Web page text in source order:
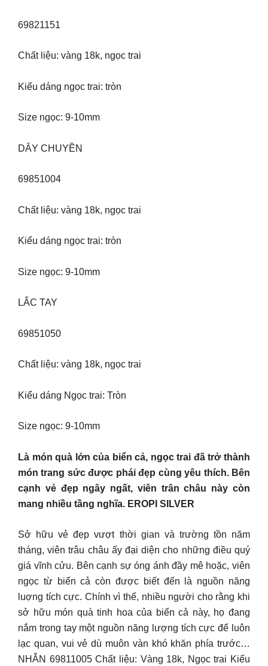
69821151
Chất liệu: vàng 18k, ngọc trai
Kiểu dáng ngọc trai: tròn
Size ngọc: 9-10mm
DÂY CHUYỀN
69851004
Chất liệu: vàng 18k, ngọc trai
Kiểu dáng ngọc trai: tròn
Size ngọc: 9-10mm
LẮC TAY
69851050
Chất liệu: vàng 18k, ngọc trai
Kiểu dáng Ngọc trai: Tròn
Size ngọc: 9-10mm
Là món quà lớn của biển cả, ngọc trai đã trở thành
món trang sức được phái đẹp cùng yêu thích. Bên
cạnh vẻ đẹp ngây ngất, viên trân châu này còn
mang nhiều tầng nghĩa. EROPI SILVER
Sở hữu vẻ đẹp vượt thời gian và trường tồn năm
tháng, viên trâu châu ấy đại diện cho những điều quý
giá vĩnh cửu. Bên cạnh sự óng ánh đầy mê hoặc, viên
ngọc từ biển cả còn được biết đến là nguồn năng
luợng tích cực. Chính vì thế, nhiều người cho rằng khi
sở hữu món quà tinh hoa của biển cả này, họ đang
nắm trong tay một nguồn năng lượng tích cực để luôn
lạc quan, vui vẻ dù muôn vàn khó khăn phía trước…
NHẪN 69811005 Chất liệu: Vàng 18k, Ngọc trai Kiểu